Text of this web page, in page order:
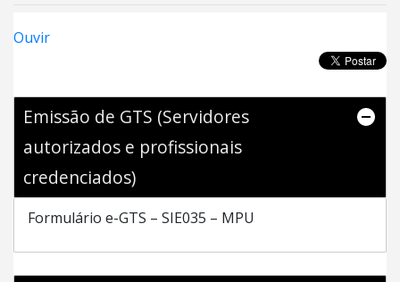
Ouvir
Emissão de GTS (Servidores
autorizados e profissionais
credenciados)
Formulário e-GTS – SIE035 – MPU